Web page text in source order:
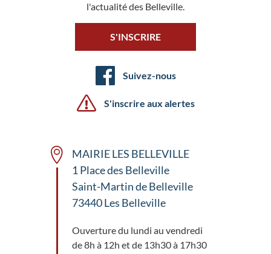
l'actualité des Belleville.
S'INSCRIRE
Suivez-nous
S'inscrire aux alertes
MAIRIE LES BELLEVILLE
1 Place des Belleville
Saint-Martin de Belleville
73440 Les Belleville
Ouverture du lundi au vendredi
de 8h à 12h et de 13h30 à 17h30